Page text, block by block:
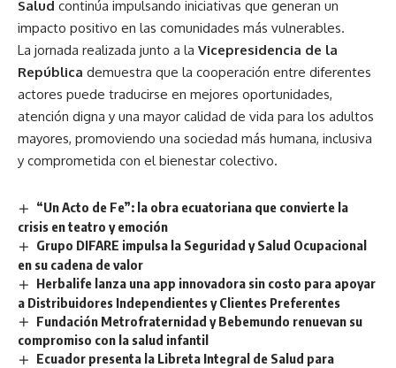
Salud continúa impulsando iniciativas que generan un
impacto positivo en las comunidades más vulnerables.
La jornada realizada junto a la Vicepresidencia de la
República demuestra que la cooperación entre diferentes
actores puede traducirse en mejores oportunidades,
atención digna y una mayor calidad de vida para los adultos
mayores, promoviendo una sociedad más humana, inclusiva
y comprometida con el bienestar colectivo.
“Un Acto de Fe”: la obra ecuatoriana que convierte la
crisis en teatro y emoción
Grupo DIFARE impulsa la Seguridad y Salud Ocupacional
en su cadena de valor
Herbalife lanza una app innovadora sin costo para apoyar
a Distribuidores Independientes y Clientes Preferentes
Fundación Metrofraternidad y Bebemundo renuevan su
compromiso con la salud infantil
Ecuador presenta la Libreta Integral de Salud para